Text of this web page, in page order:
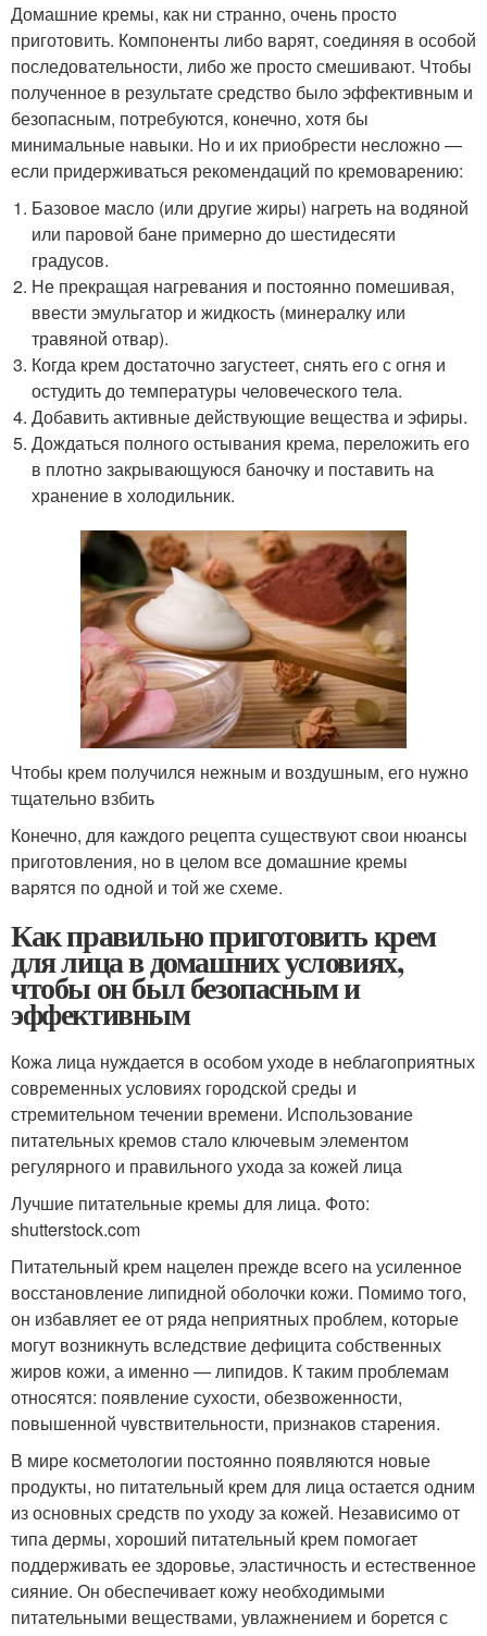
Домашние кремы, как ни странно, очень просто
приготовить. Компоненты либо варят, соединяя в особой
последовательности, либо же просто смешивают. Чтобы
полученное в результате средство было эффективным и
безопасным, потребуются, конечно, хотя бы
минимальные навыки. Но и их приобрести несложно —
если придерживаться рекомендаций по кремоварению:
Базовое масло (или другие жиры) нагреть на водяной
или паровой бане примерно до шестидесяти
градусов.
Не прекращая нагревания и постоянно помешивая,
ввести эмульгатор и жидкость (минералку или
травяной отвар).
Когда крем достаточно загустеет, снять его с огня и
остудить до температуры человеческого тела.
Добавить активные действующие вещества и эфиры.
Дождаться полного остывания крема, переложить его
в плотно закрывающуюся баночку и поставить на
хранение в холодильник.
Чтобы крем получился нежным и воздушным, его нужно
тщательно взбить
Конечно, для каждого рецепта существуют свои нюансы
приготовления, но в целом все домашние кремы
варятся по одной и той же схеме.
Как правильно приготовить крем
для лица в домашних условиях,
чтобы он был безопасным и
эффективным
Кожа лица нуждается в особом уходе в неблагоприятных
современных условиях городской среды и
стремительном течении времени. Использование
питательных кремов стало ключевым элементом
регулярного и правильного ухода за кожей лица
Лучшие питательные кремы для лица. Фото:
shutterstock.com
Питательный крем нацелен прежде всего на усиленное
восстановление липидной оболочки кожи. Помимо того,
он избавляет ее от ряда неприятных проблем, которые
могут возникнуть вследствие дефицита собственных
жиров кожи, а именно — липидов. К таким проблемам
относятся: появление сухости, обезвоженности,
повышенной чувствительности, признаков старения.
В мире косметологии постоянно появляются новые
продукты, но питательный крем для лица остается одним
из основных средств по уходу за кожей. Независимо от
типа дермы, хороший питательный крем помогает
поддерживать ее здоровье, эластичность и естественное
сияние. Он обеспечивает кожу необходимыми
питательными веществами, увлажнением и борется с